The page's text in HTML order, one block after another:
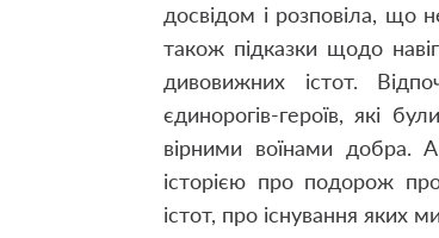
досвідом і розповіла, що
також підказки щодо
дивовижних істот.
єдинорогів-героїв, які
вірними воїнами
історією про подорож
істот, про існування яких